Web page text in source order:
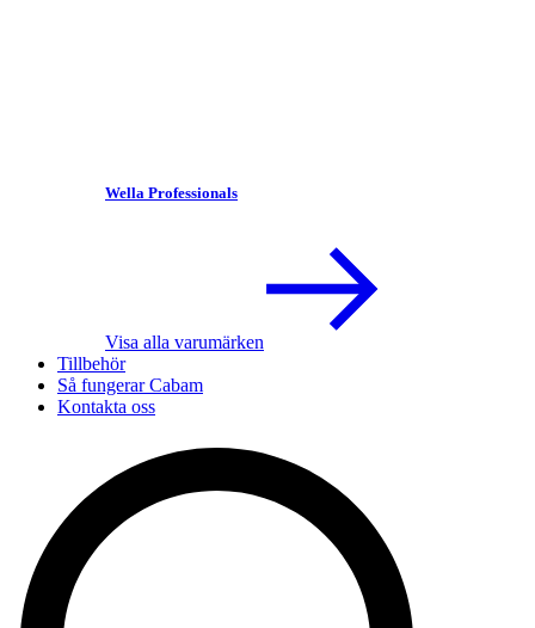
Wella Professionals
Visa alla varumärken
Tillbehör
Så fungerar Cabam
Kontakta oss